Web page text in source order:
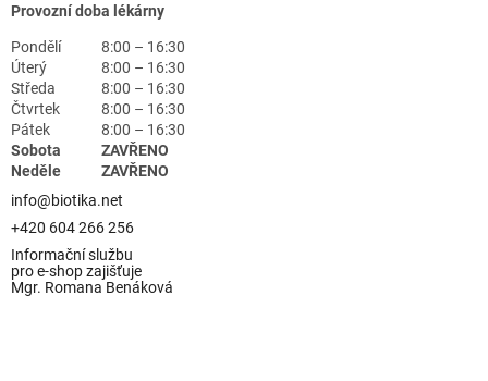
Provozní doba lékárny
Pondělí
8:00 – 16:30
Úterý
8:00 – 16:30
Středa
8:00 – 16:30
Čtvrtek
8:00 – 16:30
Pátek
8:00 – 16:30
Sobota
ZAVŘENO
Neděle
ZAVŘENO
info@biotika.net
+420 604 266 256
Informační službu
pro e-shop zajišťuje
Mgr. Romana Benáková